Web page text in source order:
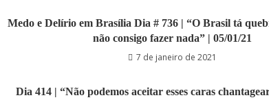
Medo e Delírio em Brasília Dia # 736 | “O Brasil tá
não consigo fazer nada” | 05/01/21
7 de janeiro de 2021
Dia 414 | “Não podemos aceitar esses caras